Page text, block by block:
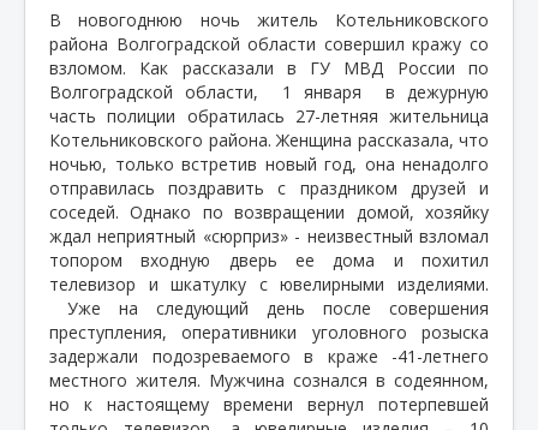
В новогоднюю ночь житель Котельниковского
района Волгоградской области совершил кражу со
взломом. Как рассказали в ГУ МВД России по
Волгоградской области, 1 января
в дежурную
часть полиции обратилась 27-летняя жительница
Котельниковского района. Женщина рассказала, что
ночью, только встретив новый год, она ненадолго
отправилась поздравить с праздником друзей и
соседей. Однако по возвращении домой, хозяйку
ждал неприятный «сюрприз» - неизвестный взломал
топором входную дверь ее дома и похитил
телевизор и шкатулку с ювелирными изделиями.
Уже на следующий день после совершения
преступления, оперативники уголовного розыска
задержали подозреваемого в краже -41-летнего
местного жителя. Мужчина сознался в содеянном,
но к настоящему времени вернул потерпевшей